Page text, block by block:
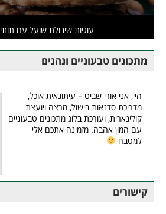
עוגיות שיבולת שועל עם
מתכונים טבעוניים ונהנים
היי, אני אורי שביט – עיתונאית אוכל,
מדריכת סדנאות בישול, מרצה ויועצת
קולינארית, ועורכת בלוג מתכונים טבעוניים
עם המון אהבה. מזמינה אתכם אלי
למטבח
קישורים